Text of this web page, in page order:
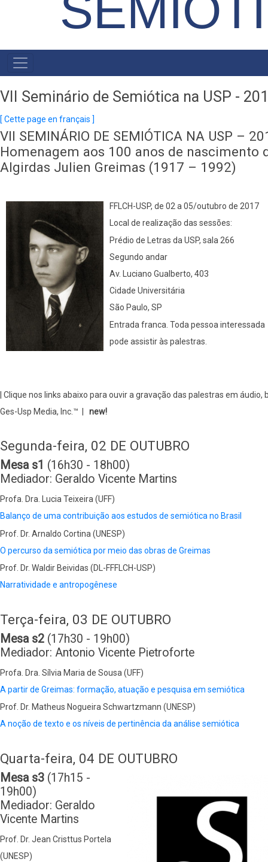
MAIN
MENU
VII Seminário de Semiótica na USP -
[ Cette page en français ]
VII SEMINÁRIO DE SEMIÓTICA NA USP –
Homenagem aos 100 anos de nascimento
Algirdas Julien Greimas (1917 – 1992)
FFLCH-USP, de 02 a 05/outubro de 2017
Local de realização das sessões:
Prédio de Letras da USP, sala 266
Segundo andar
Av. Luciano Gualberto, 403
Cidade Universitária
São Paulo, SP
Entrada franca. Toda pessoa interessada
pode assistir às palestras.
| Clique nos links abaixo para ouvir a gravação das palestras em áudio,
Ges-Usp Media, Inc.™ | new!
Segunda-feira, 02 DE OUTUBRO
Mesa s1 (16h30 - 18h00)
Mediador: Geraldo Vicente Martins
Profa. Dra. Lucia Teixeira (UFF)
Balanço de uma contribuição aos estudos de semiótica no Brasil
Prof. Dr. Arnaldo Cortina (UNESP)
O percurso da semiótica por meio das obras de Greimas
Prof. Dr. Waldir Beividas (DL-FFFLCH-USP)
Narratividade e antropogênese
Terça-feira, 03 DE OUTUBRO
Mesa s2 (17h30 - 19h00)
Mediador: Antonio Vicente Pietroforte
Profa. Dra. Sílvia Maria de Sousa (UFF)
A partir de Greimas: formação, atuação e pesquisa em semiótica
Prof. Dr. Matheus Nogueira Schwartzmann (UNESP)
A noção de texto e os níveis de pertinência da análise semiótica
Quarta-feira, 04 DE OUTUBRO
Mesa s3 (17h15 -
19h00)
Mediador: Geraldo
Vicente Martins
Prof. Dr. Jean Cristtus Portela
(UNESP)